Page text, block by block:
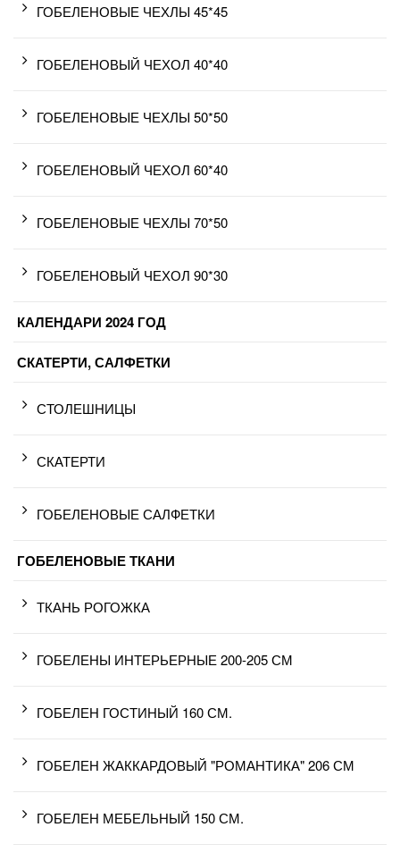
ГОБЕЛЕНОВЫЕ ЧЕХЛЫ 45*45
ГОБЕЛЕНОВЫЙ ЧЕХОЛ 40*40
ГОБЕЛЕНОВЫЕ ЧЕХЛЫ 50*50
ГОБЕЛЕНОВЫЙ ЧЕХОЛ 60*40
ГОБЕЛЕНОВЫЕ ЧЕХЛЫ 70*50
ГОБЕЛЕНОВЫЙ ЧЕХОЛ 90*30
КАЛЕНДАРИ 2024 ГОД
СКАТЕРТИ, САЛФЕТКИ
СТОЛЕШНИЦЫ
СКАТЕРТИ
ГОБЕЛЕНОВЫЕ САЛФЕТКИ
ГОБЕЛЕНОВЫЕ ТКАНИ
ТКАНЬ РОГОЖКА
ГОБЕЛЕНЫ ИНТЕРЬЕРНЫЕ 200-205 СМ
ГОБЕЛЕН ГОСТИНЫЙ 160 СМ.
ГОБЕЛЕН ЖАККАРДОВЫЙ "РОМАНТИКА" 206 СМ
ГОБЕЛЕН МЕБЕЛЬНЫЙ 150 СМ.